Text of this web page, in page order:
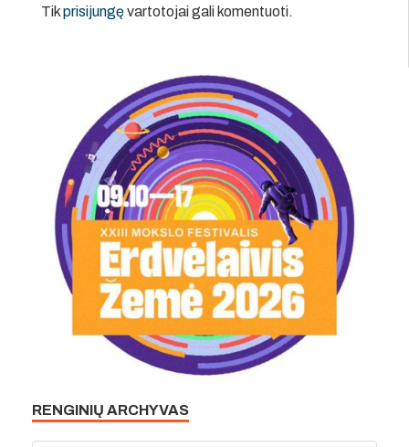
Tikprisijungęvartotojai gali komentuoti.
RENGINIŲ ARCHYVAS